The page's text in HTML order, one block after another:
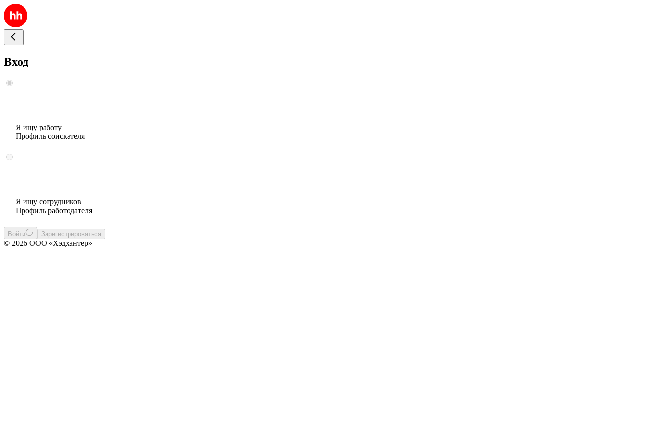
Вход
Я ищу работу
Профиль соискателя
Я ищу сотрудников
Профиль работодателя
Войти Зарегистрироваться
© 2026 ООО «Хэдхантер»